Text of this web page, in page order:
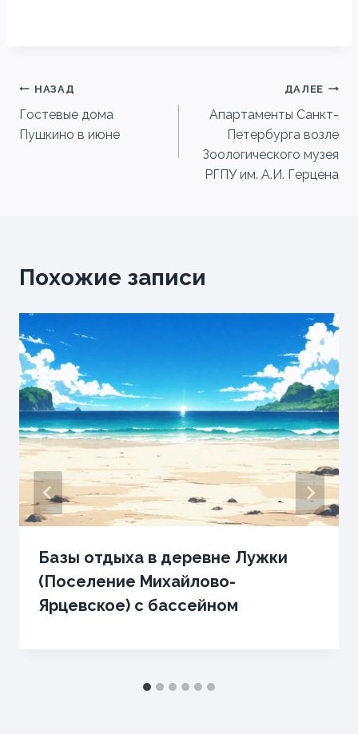
Навигация
по
НАЗАД
Гостевые дома
Пушкино в июне
ДАЛЕЕ
Апартаменты Санкт-
Петербурга возле
Зоологического музея
РГПУ им. А.И. Герцена
Похожие записи
Базы отдыха в деревне Лужки
(Поселение Михайлово-
Ярцевское) с бассейном